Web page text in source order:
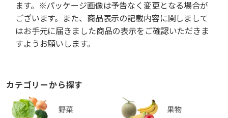
ます。※パッケージ画像は予告なく変更となる場合が
ございます。また、商品表示の記載内容に関しまして
はお手元に届きました商品の表示をご確認いただきま
すようお願いします。
カテゴリーから探す